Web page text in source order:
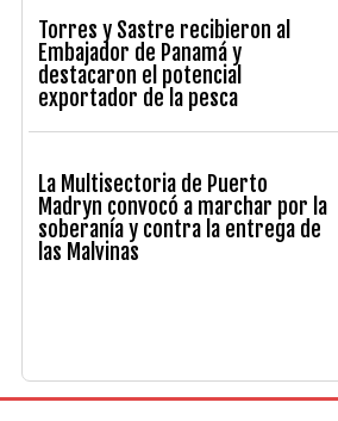
Torres y Sastre recibieron al
Embajador de Panamá y
destacaron el potencial
exportador de la pesca
La Multisectoria de Puerto
Madryn convocó a marchar por la
soberanía y contra la entrega de
las Malvinas